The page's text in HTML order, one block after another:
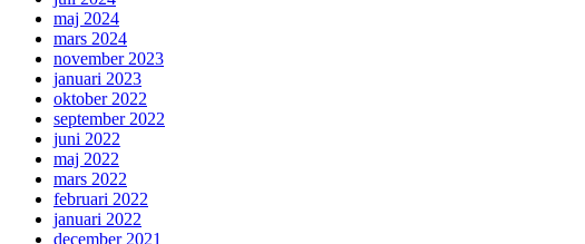
maj 2024
mars 2024
november 2023
januari 2023
oktober 2022
september 2022
juni 2022
maj 2022
mars 2022
februari 2022
januari 2022
december 2021